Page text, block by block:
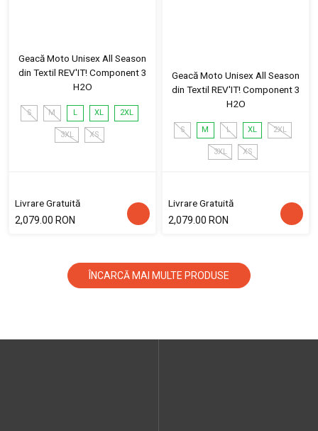
Geacă Moto Unisex All Season
din Textil REV'IT! Component 3
H2O
S M L XL 2XL
3XL XS
Livrare Gratuită
2,079.00 RON
Geacă Moto Unisex All Season
din Textil REV'IT! Component 3
H2O
S M L XL 2XL
3XL XS
Livrare Gratuită
2,079.00 RON
ÎNCARCĂ MAI MULTE PRODUSE